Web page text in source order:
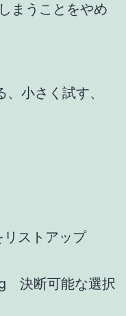
まうことをやめ
小さく試す、
ストアップ
決断可能な選択